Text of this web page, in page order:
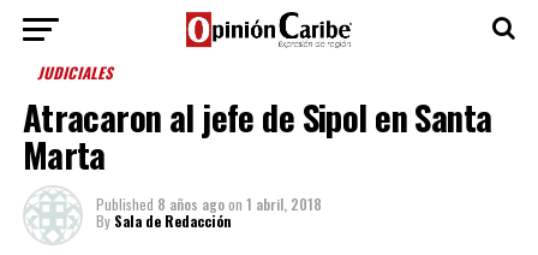
JUDICIALES
Atracaron al jefe de Sipol en Santa
Marta
Published 8 años agoon 1 abril, 2018
By Sala de Redacción